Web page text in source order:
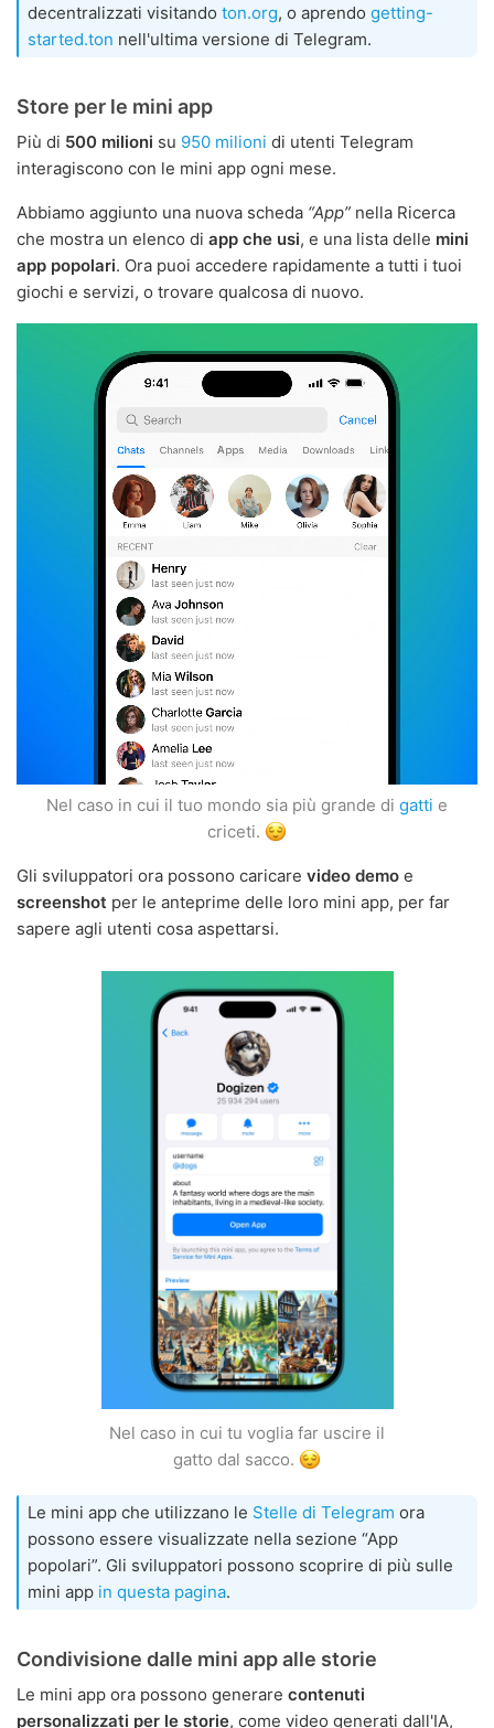
decentralizzati visitando ton.org, o aprendo getting-
started.ton nell'ultima versione di Telegram.
Store per le mini app
Più di 500 milioni su 950 milioni di utenti Telegram
interagiscono con le mini app ogni mese.
Abbiamo aggiunto una nuova scheda “App” nella Ricerca
che mostra un elenco di app che usi, e una lista delle mini
app popolari. Ora puoi accedere rapidamente a tutti i tuoi
giochi e servizi, o trovare qualcosa di nuovo.
Nel caso in cui il tuo mondo sia più grande di gatti e
criceti.
Gli sviluppatori ora possono caricare video demo e
screenshot per le anteprime delle loro mini app, per far
sapere agli utenti cosa aspettarsi.
Nel caso in cui tu voglia far uscire il
gatto dal sacco.
Le mini app che utilizzano le Stelle di Telegram ora
possono essere visualizzate nella sezione “App
popolari”. Gli sviluppatori possono scoprire di più sulle
mini app in questa pagina.
Condivisione dalle mini app alle storie
Le mini app ora possono generare contenuti
personalizzati per le storie, come video generati dall'IA,